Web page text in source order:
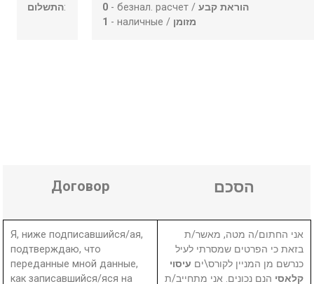
התשלום:
0 - безнал. расчет /הוראת קבע
1 - наличные / מזומן
Договор הסכם
Я, ниже подписавшийся/ая,
подтверждаю, что
переданные мной данные,
как записавшийся/яся на
אני החתום/ה מטה, מאשר/ת
בזאת כי הפרטים שמסרתי לעיל
כנרשם מן המניין לקורס\ים עיסוי
קלאסי הנם נכונים. אני מתחייב/ת